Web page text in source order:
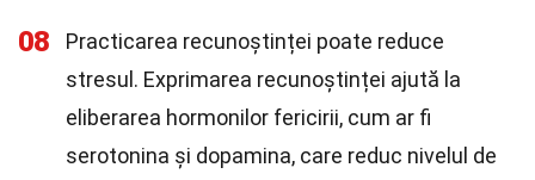
08
Practicarea recunoștinței poate reduce
stresul. Exprimarea recunoștinței ajută la
eliberarea hormonilor fericirii, cum ar fi
serotonina și dopamina, care reduc nivelul de